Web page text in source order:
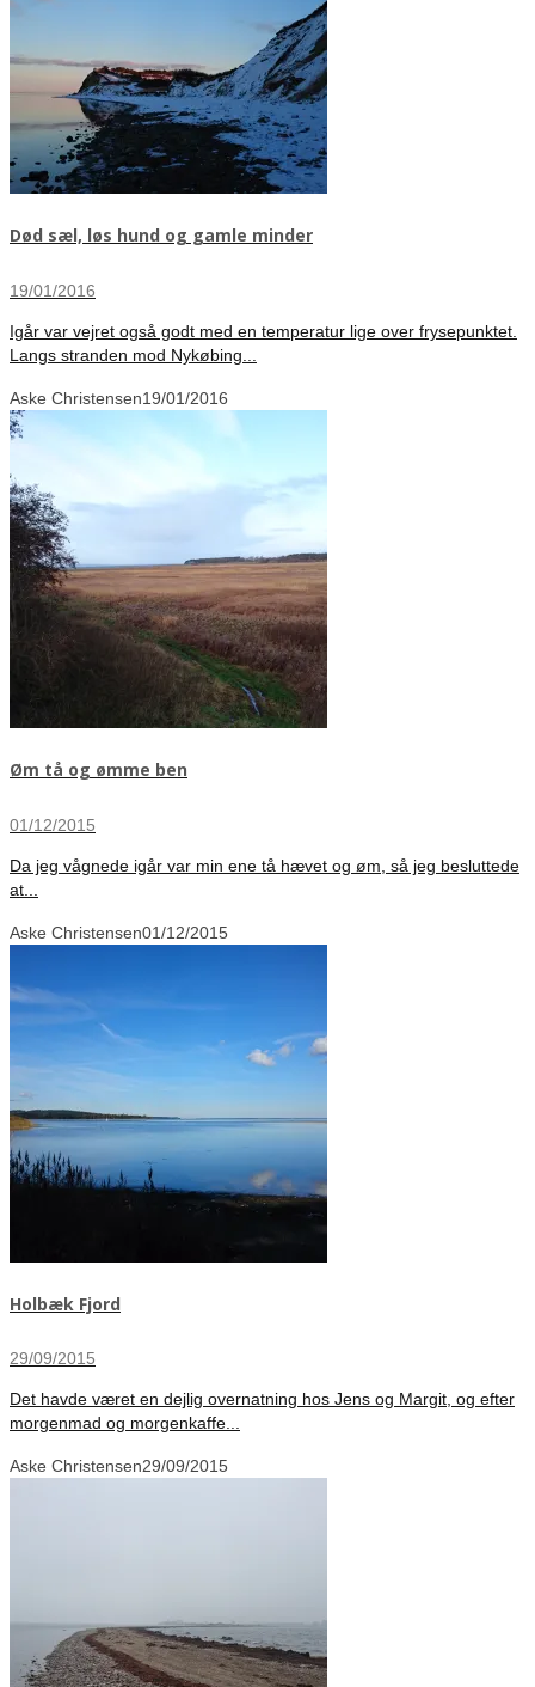
Død sæl, løs hund og gamle minder
19/01/2016
Igår var vejret også godt med en temperatur lige over frysepunktet.
Langs stranden mod Nykøbing...
Aske Christensen19/01/2016
Øm tå og ømme ben
01/12/2015
Da jeg vågnede igår var min ene tå hævet og øm, så jeg besluttede
at...
Aske Christensen01/12/2015
Holbæk Fjord
29/09/2015
Det havde været en dejlig overnatning hos Jens og Margit, og efter
morgenmad og morgenkaffe...
Aske Christensen29/09/2015